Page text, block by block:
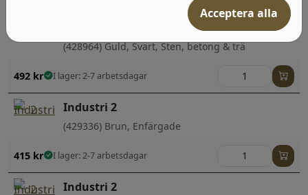
(428964) Guld, Svart, Sten, betong & trä
492 kr I lager: 2-7 arbetsdagar
Industri 2
(429336) Brun, Enfärgade
415 kr I lager: 2-7 arbetsdagar
Industri 2
Acceptera alla